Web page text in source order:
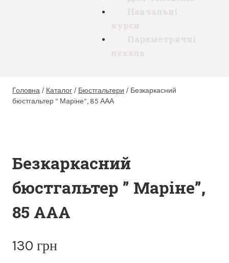
Головна / Каталог / Бюстгальтери / Безкаркасний
бюстгальтер ” Маріне”, 85 ААА
Безкаркасний
бюстгальтер ” Маріне”,
85 ААА
130 грн